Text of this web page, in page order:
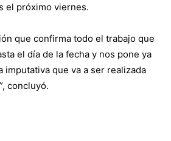
el próximo viernes.
que confirma todo el trabajo que
el día de la fecha y nos pone ya
imputativa que va a ser realizada
concluyó.